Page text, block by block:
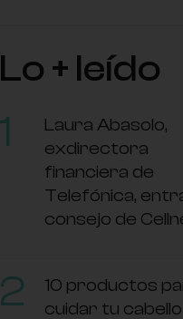
Lo + leído
Laura Abasolo,
exdirectora
financiera de
Telefónica,
consejo de
10 productos
cuidar tu